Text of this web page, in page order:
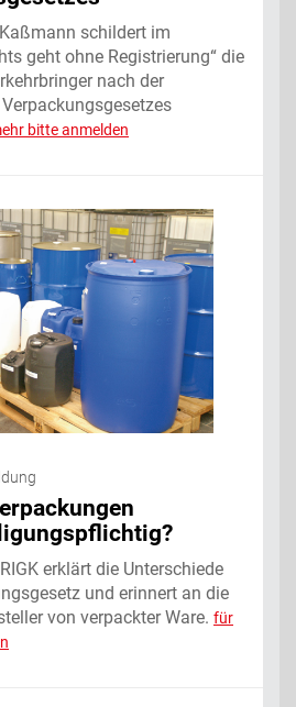
schildert im
geht ohne Registrierung“ die
nach der
bitte anmelden
erklärt die Unterschiede
und erinnert an die
von verpackter Ware. für